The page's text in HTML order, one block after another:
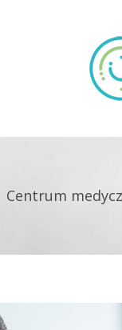
Centrum